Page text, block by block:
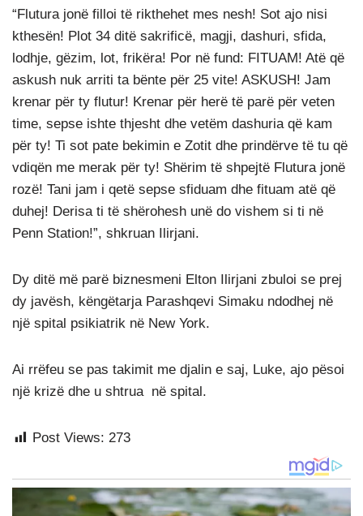
“Flutura jonë filloi të rikthehet mes nesh! Sot ajo nisi
kthesën! Plot 34 ditë sakrificë, magji, dashuri, sfida,
lodhje, gëzim, lot, frikëra! Por në fund: FITUAM! Atë që
askush nuk arriti ta bënte për 25 vite! ASKUSH! Jam
krenar për ty flutur! Krenar për herë të parë për veten
time, sepse ishte thjesht dhe vetëm dashuria që kam
për ty! Ti sot pate bekimin e Zotit dhe prindërve të tu që
vdiqën me merak për ty! Shërim të shpejtë Flutura jonë
rozë! Tani jam i qetë sepse sfiduam dhe fituam atë që
duhej! Derisa ti të shërohesh unë do vishem si ti në
Penn Station!”, shkruan Ilirjani.
Dy ditë më parë biznesmeni Elton Ilirjani zbuloi se prej
dy javësh, këngëtarja Parashqevi Simaku ndodhej në
një spital psikiatrik në New York.
Ai rrëfeu se pas takimit me djalin e saj, Luke, ajo pësoi
një krizë dhe u shtrua në spital.
Post Views: 273